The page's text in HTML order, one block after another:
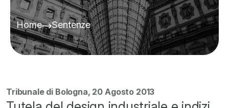
Home Sentenze
Tribunale di Bologna, 20 Agosto 2013